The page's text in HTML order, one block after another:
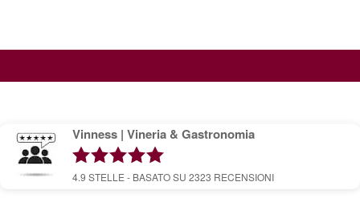
Vinness | Vineria & Gastronomia
4.9 STELLE - BASATO SU 2323 RECENSIONI